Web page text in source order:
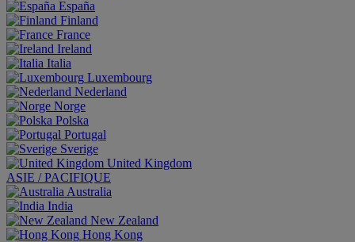
España
Finland
France
Ireland
Italia
Luxembourg
Nederland
Norge
Polska
Portugal
Sverige
United Kingdom
ASIE / PACIFIQUE
Australia
India
New Zealand
Hong Kong